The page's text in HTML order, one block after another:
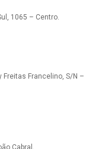
1065 – Centro.
Freitas Francelino, S/N –
Cabral.